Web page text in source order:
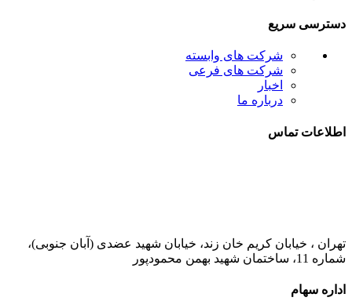
دسترسی سریع
شرکت های وابسته
شرکت های فرعی
اخبار
درباره ما
اطلاعات تماس
تهران ، خیابان کریم خان زند، خیابان شهید عضدی (آبان جنوبی)،
شماره 11، ساختمان شهید بهمن محمودپور
اداره سهام